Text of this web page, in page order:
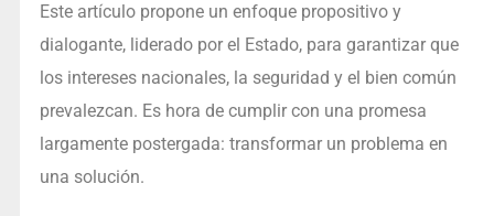
Este artículo propone un enfoque propositivo y
dialogante, liderado por el Estado, para garantizar que
los intereses nacionales, la seguridad y el bien común
prevalezcan. Es hora de cumplir con una promesa
largamente postergada: transformar un problema en
una solución.